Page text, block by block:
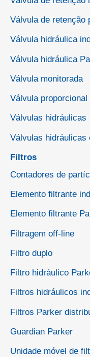
Válvula de retenção
Válvula hidráulica
Válvula hidráulica
Válvula monitorada
Válvula
Válvulas hidráulicas
Válvulas hidráulicas
Filtros
Contadores de
Elemento filtrante
Elemento filtrante
Filtragem off-line
Filtro duplo
Filtro hidráulico
Filtros hidráulicos
Filtros Parker
Guardian Parker
Unidade móvel de